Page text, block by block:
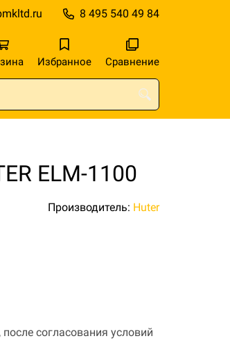
8 495 540 49 84
Избранное Сравнение
ELM-1100
Производитель: Huter
согласования условий